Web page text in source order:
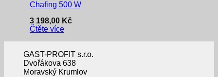
Chafing 500 W
3 198,00 Kč
Čtěte více
GAST-PROFIT s.r.o.
Dvořákova 638
Moravský Krumlov